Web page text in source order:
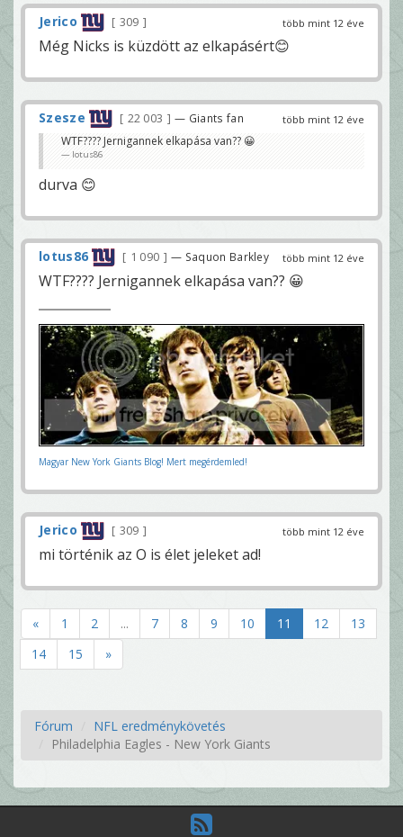
több mint 12 éve
Jerico 309
Még Nicks is küzdött az elkapásért😊
több mint 12 éve
Szesze 22 003 — Giants fan
WTF???? Jernigannek elkapása van?? 😀
lotus86
durva 😊
több mint 12 éve
lotus86 1 090 — Saquon Barkley
WTF???? Jernigannek elkapása van?? 😀
Magyar New York Giants Blog! Mert megérdemled!
több mint 12 éve
Jerico 309
mi történik az O is élet jeleket ad!
« 1 2 ... 7 8 9 10 11 12
13
14
15 »
Fórum
NFL eredménykövetés
Philadelphia Eagles - New York Giants